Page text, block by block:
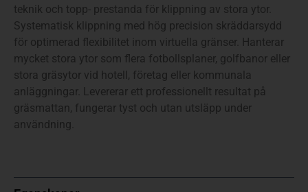
teknik och topp- prestanda för klippning av stora ytor.
Systematisk klippning med hög precision skräddarsydd
för optimerad flexibilitet inom virtuella gränser. Hanterar
mycket stora ytor som flera fotbollsplaner, golfbanor eller
stora gräsytor vid hotell, företag eller kommunala
anläggningar. Levererar ett professionellt resultat på
gräsmattan, fungerar tyst och utan utsläpp under
användning.